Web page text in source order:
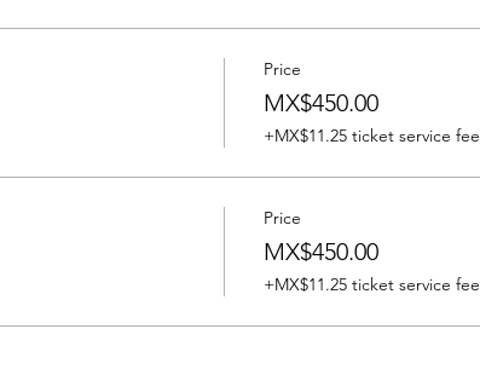
Price
MX$450.00
+MX$11.25 ticket service fee
Price
MX$450.00
+MX$11.25 ticket service fee